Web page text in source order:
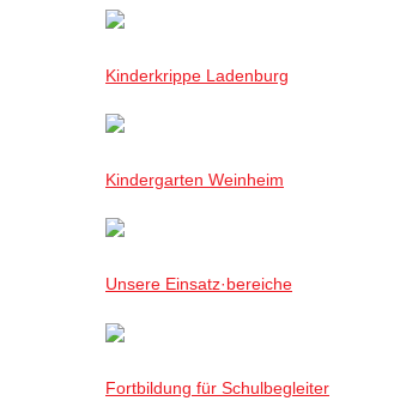
Kinderkrippe Ladenburg
Kindergarten Weinheim
Unsere Einsatz·bereiche
Fortbildung für Schulbegleiter